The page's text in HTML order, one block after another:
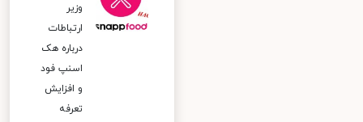
وزیر
ارتباطات
درباره هک
اسنپ‌ فود
و افزایش
تعرفه